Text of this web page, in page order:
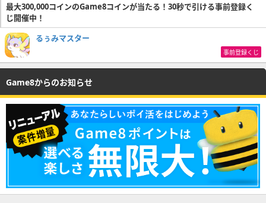
最大300,000コインのGame8コインが当たる！30秒で引ける事前登録く
じ開催中！
るぅみマスター
事前登録くじ
Game8からのお知らせ